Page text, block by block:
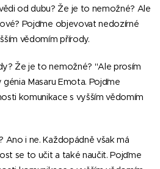
od dubu? Že je to nemožné? Ale
Pojďme objevovat nedozírné
vědomím přírody.
Že je to nemožné? "Ale prosím
Masaru Emota. Pojďme
komunikace s vyšším vědomím
i ne. Každopádně však má
se to učit a také naučit. Pojďme